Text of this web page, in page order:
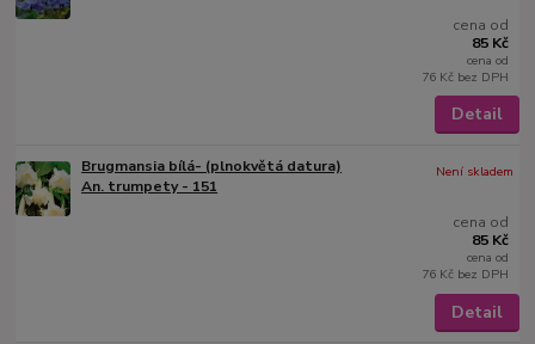
cena od
85 Kč
cena od
76 Kč bez DPH
Detail
Brugmansia bílá- (plnokvětá datura)
An. trumpety - 151
cena od
85 Kč
cena od
76 Kč bez DPH
Není skladem
Detail